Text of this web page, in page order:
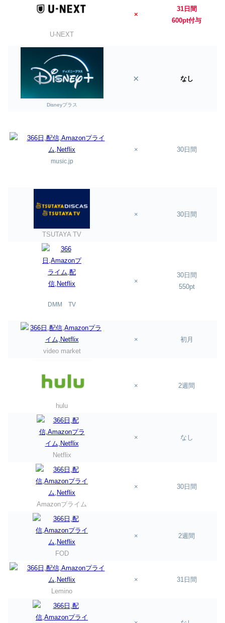
U-NEXT
×
31日間
600pt付与
Disneyプラス
× なし
music.jp
× 30日間
TSUTAYA TV
× 30日間
DMM TV
×
30日間
550pt
video market
× 初月
hulu
× 2週間
Netflix
× なし
Amazonプライム
× 30日間
FOD
× 2週間
Lemino
× 31日間